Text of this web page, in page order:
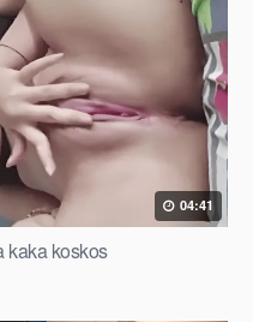
04:41
kaka koskos